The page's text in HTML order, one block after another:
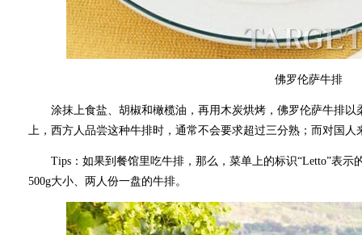
佛罗伦萨牛排
涂抹上食盐、胡椒和橄榄油，再用木炭烘烤，佛罗伦萨牛排以
上，西方人品尝这种牛排时，通常不会要求超过三分熟；而对国人
Tips：如果到餐馆里吃牛排，那么，菜单上的标识“Letto”表示
500g大小、两人份一盘的牛排。